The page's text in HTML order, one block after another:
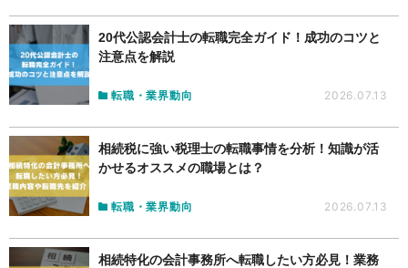
20代公認会計士の転職完全ガイド！成功のコツと
注意点を解説
転職・業界動向 2026.07.13
相続税に強い税理士の転職事情を分析！知識が活
かせるオススメの職場とは？
転職・業界動向 2026.07.13
相続特化の会計事務所へ転職したい方必見！業務